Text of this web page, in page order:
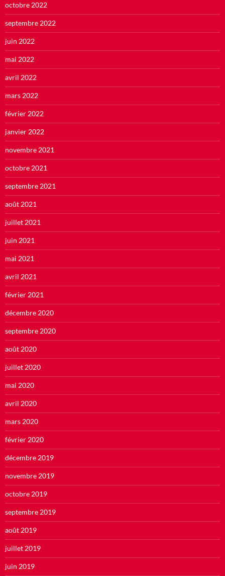
octobre 2022
septembre 2022
juin 2022
mai 2022
avril 2022
mars 2022
février 2022
janvier 2022
novembre 2021
octobre 2021
septembre 2021
août 2021
juillet 2021
juin 2021
mai 2021
avril 2021
février 2021
décembre 2020
septembre 2020
août 2020
juillet 2020
mai 2020
avril 2020
mars 2020
février 2020
décembre 2019
novembre 2019
octobre 2019
septembre 2019
août 2019
juillet 2019
juin 2019